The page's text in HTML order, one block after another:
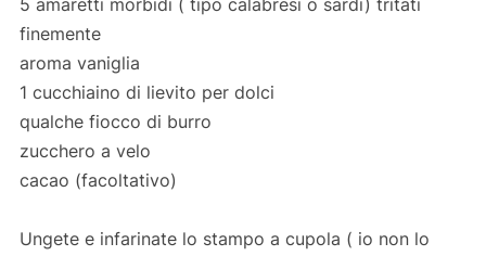
finemente
aroma vaniglia
1 cucchiaino di lievito per dolci
qualche fiocco di burro
zucchero a velo
cacao (facoltativo)
Ungete e infarinate lo stampo a cupola ( io non lo